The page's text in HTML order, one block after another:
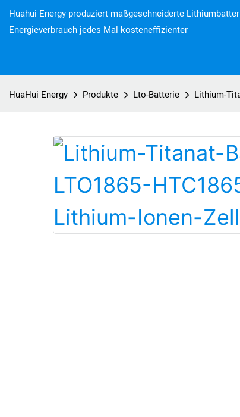
Huahui Energy produziert maßgeschneiderte
Energieverbrauch jedes Mal kosteneffizienter
HuaHui Energy Produkte Lto-Batterie Lithium-